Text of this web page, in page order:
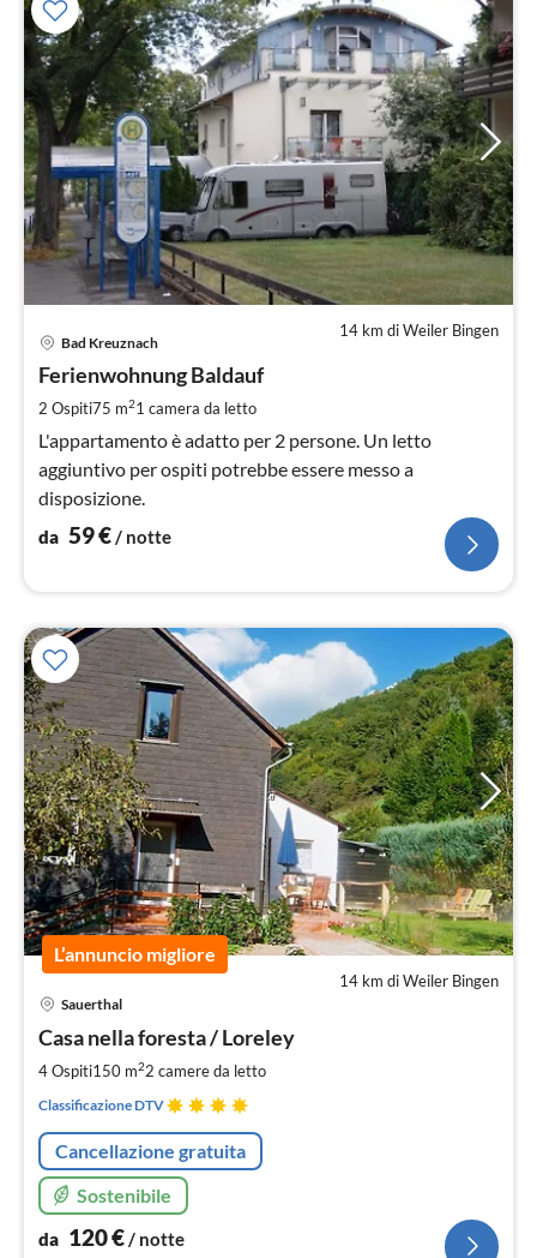
14 km di Weiler Bingen
Bad Kreuznach
Ferienwohnung Baldauf
2 Ospiti75 m21 camera da letto
L'appartamento è adatto per 2 persone. Un letto
aggiuntivo per ospiti potrebbe essere messo a
disposizione.
da 59€/ notte
L’annuncio migliore
14 km di Weiler Bingen
Sauerthal
Casa nella foresta / Loreley
4 Ospiti150 m22 camere da letto
Classificazione DTV
Cancellazione gratuita
Sostenibile
da 120€ / notte